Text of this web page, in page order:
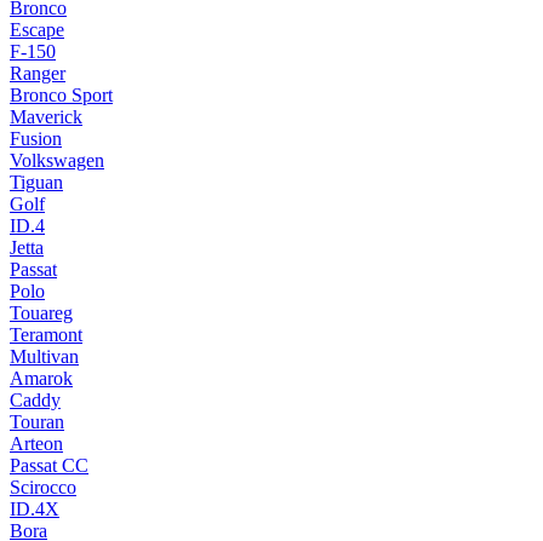
Bronco
Escape
F-150
Ranger
Bronco Sport
Maverick
Fusion
Volkswagen
Tiguan
Golf
ID.4
Jetta
Passat
Polo
Touareg
Teramont
Multivan
Amarok
Caddy
Touran
Arteon
Passat CC
Scirocco
ID.4X
Bora